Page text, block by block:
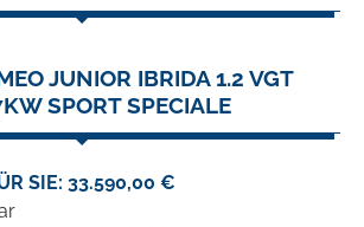
JUNIOR IBRIDA 1.2 VGT
SPORT SPECIALE
SIE: 33.590,00 €